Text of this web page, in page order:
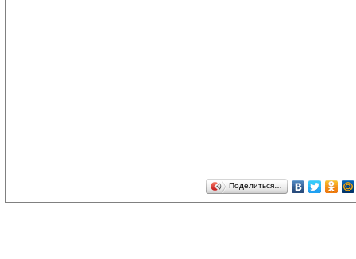
Поделиться…